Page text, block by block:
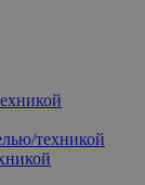
техникой